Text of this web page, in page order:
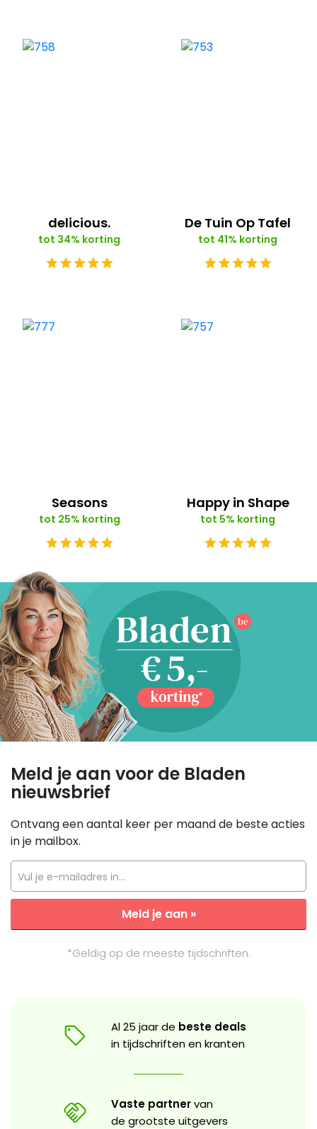
delicious.
tot 34% korting
De Tuin Op Tafel
tot 41% korting
Seasons
tot 25% korting
Happy in Shape
tot 5% korting
Meld je aan voor de Bladen
nieuwsbrief
Ontvang een aantal keer per maand de beste acties
in je mailbox.
Vul je e-mailadres in...
Meld je aan »
*Geldig op de meeste tijdschriften.
Al 25 jaar de beste deals
in tijdschriften en kranten
Vaste partnervan
de grootste uitgevers